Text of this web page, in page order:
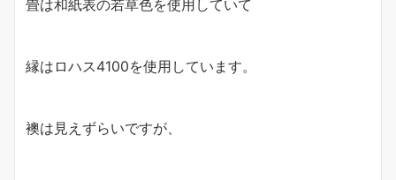
畳は和紙表の若草色を使用していて
縁はロハス4100を使用しています。
襖は見えずらいですが、